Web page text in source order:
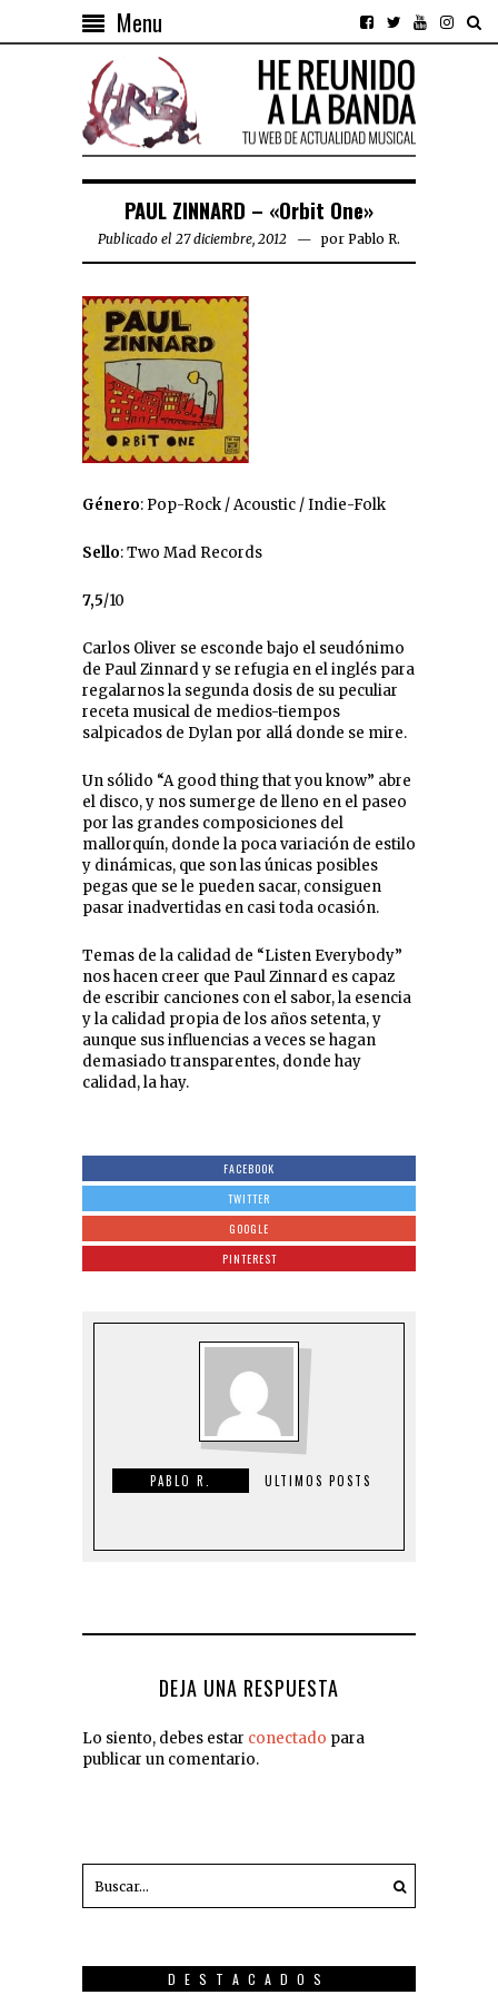
Menu
PAUL ZINNARD – «Orbit One»
Publicado el 27 diciembre, 2012 por Pablo R.
Género: Pop-Rock / Acoustic / Indie-Folk
Sello: Two Mad Records
7,5/10
Carlos Oliver se esconde bajo el seudónimo
de Paul Zinnard y se refugia en el inglés para
regalarnos la segunda dosis de su peculiar
receta musical de medios-tiempos
salpicados de Dylan por allá donde se mire.
Un sólido “A good thing that you know” abre
el disco, y nos sumerge de lleno en el paseo
por las grandes composiciones del
mallorquín, donde la poca variación de estilo
y dinámicas, que son las únicas posibles
pegas que se le pueden sacar, consiguen
pasar inadvertidas en casi toda ocasión.
Temas de la calidad de “Listen Everybody”
nos hacen creer que Paul Zinnard es capaz
de escribir canciones con el sabor, la esencia
y la calidad propia de los años setenta, y
aunque sus influencias a veces se hagan
demasiado transparentes, donde hay
calidad, la hay.
FACEBOOK
TWITTER
GOOGLE
PINTEREST
PABLO R. ULTIMOS POSTS
DEJA UNA RESPUESTA
Lo siento, debes estar conectado para
publicar un comentario.
DESTACADOS